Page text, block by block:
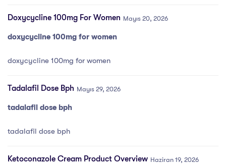
Doxycycline 100mg For Women Mayıs 20, 2026
doxycycline 100mg for women
doxycycline 100mg for women
Tadalafil Dose Bph Mayıs 29, 2026
tadalafil dose bph
tadalafil dose bph
Ketoconazole Cream Product Overview Haziran 19, 2026